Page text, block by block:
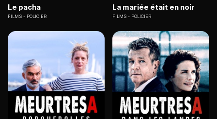
Le pacha
FILMS POLICIER
La mariée était en noir
FILMS POLICIER